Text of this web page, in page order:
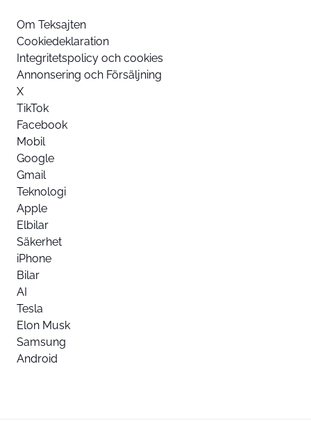
Om Teksajten
Cookiedeklaration
Integritetspolicy och cookies
Annonsering och Försäljning
X
TikTok
Facebook
Mobil
Google
Gmail
Teknologi
Apple
Elbilar
Säkerhet
iPhone
Bilar
AI
Tesla
Elon Musk
Samsung
Android